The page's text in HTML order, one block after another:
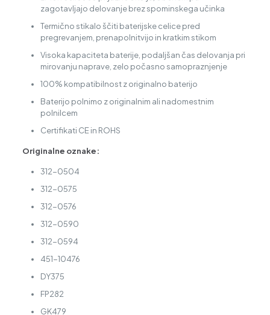
zagotavljajo delovanje brez spominskega učinka
Termično stikalo ščiti baterijske celice pred
pregrevanjem, prenapolnitvijo in kratkim stikom
Visoka kapaciteta baterije, podaljšan čas delovanja pri
mirovanju naprave, zelo počasno samopraznjenje
100% kompatibilnost z originalno baterijo
Baterijo polnimo z originalnim ali nadomestnim
polnilcem
Certifikati CE in ROHS
Originalne oznake:
312-0504
312-0575
312-0576
312-0590
312-0594
451-10476
DY375
FP282
GK479